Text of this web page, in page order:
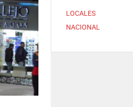
LOCALES
NACIONAL